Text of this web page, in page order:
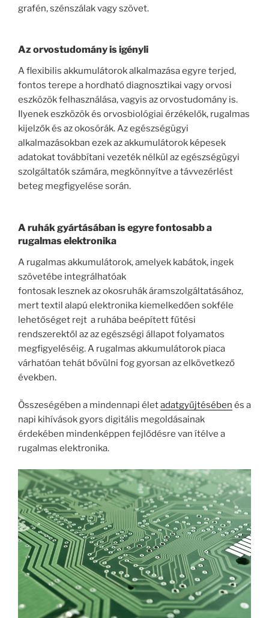
grafén, szénszálak vagy szövet.
Az orvostudomány is igényli
A flexibilis akkumulátorok alkalmazása egyre terjed,
fontos terepe a hordható diagnosztikai vagy orvosi
eszközök felhasználása, vagyis az orvostudomány is.
Ilyenek eszközök és orvosbiológiai érzékelők, rugalmas
kijelzők és az okosórák. Az egészségügyi
alkalmazásokban ezek az akkumulátorok képesek
adatokat továbbítani vezeték nélkül az egészségügyi
szolgáltatók számára, megkönnyítve a távvezérlést
beteg megfigyelése során.
A ruhák gyártásában is egyre fontosabb a
rugalmas elektronika
A rugalmas akkumulátorok, amelyek kabátok, ingek
szövetébe integrálhatóak
fontosak lesznek az okosruhák áramszolgáltatásához,
mert textil alapú elektronika kiemelkedően sokféle
lehetőséget rejt a ruhába beépített fűtési
rendszerektől az az egészségi állapot folyamatos
megfigyeléséig. A rugalmas akkumulátorok piaca
várhatóan tehát bővülni fog gyorsan az elkövetkező
években.
Összeségében a mindennapi életadatgyűjtésében és a
napi kihívások gyors digitális megoldásainak
érdekében mindenképpen fejlődésre van ítélve a
rugalmas elektronika.